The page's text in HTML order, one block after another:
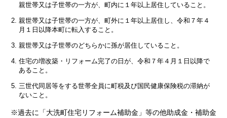
親世帯又は子世帯の一方が、町内に１年以上居住していること。
親世帯又は子世帯の一方が、町外に１年以上居住し、令和７年４
月１日以降本町に転入すること。
親世帯又は子世帯のどちらかに孫が居住していること。
住宅の増改築・リフォーム完了の日が、令和７年４月１日以降で
あること。
三世代同居等をする世帯全員に町税及び国民健康保険税の滞納が
ないこと。
※過去に「大洗町住宅リフォーム補助金」等の他助成金・補助金